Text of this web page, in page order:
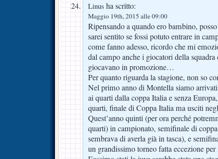
Linus ha scritto:
Maggio 19th, 2015 alle 09:00
Ripensando a quando ero bambino,
sarei sentito se fossi potuto entrare in
come fanno adesso, ricordo che mi
dal campo anche i giocatori della squadra
giocavano in promozione…
Per quanto riguarda la stagione, non so
Nel primo anno di Montella siamo
ai quarti dalla coppa Italia e senza
quarti, finale di Coppa Italia ma usciti
Quest’anno quinti (per ora perché
quarti) in campionato, semifinale di
sembrava di averla già in tasca), e
un grandissimo torneo fatta eccezione